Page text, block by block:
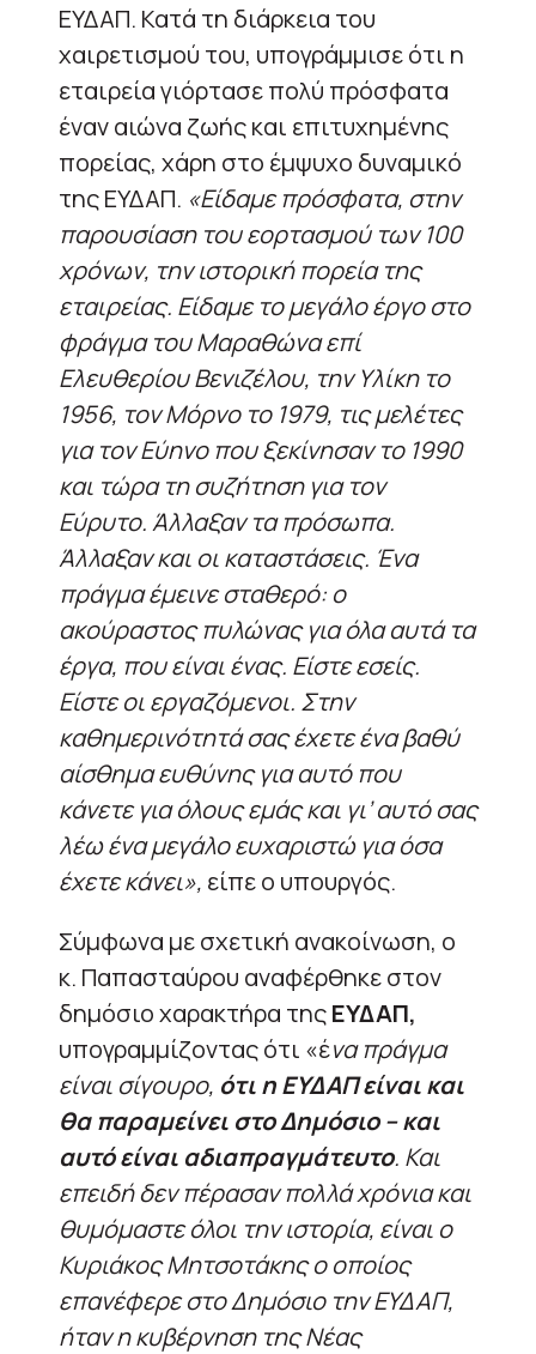
ΕΥΔΑΠ. Κατά τη διάρκεια του
χαιρετισμού του, υπογράμμισε ότι η
εταιρεία γιόρτασε πολύ πρόσφατα
έναν αιώνα ζωής και επιτυχημένης
πορείας, χάρη στο έμψυχο δυναμικό
της ΕΥΔΑΠ. «Είδαμε πρόσφατα, στην
παρουσίαση του εορτασμού των 100
χρόνων, την ιστορική πορεία της
εταιρείας. Είδαμε το μεγάλο έργο στο
φράγμα του Μαραθώνα επί
Ελευθερίου Βενιζέλου, την Υλίκη το
1956, τον Μόρνο το 1979, τις μελέτες
για τον Εύηνο που ξεκίνησαν το 1990
και τώρα τη συζήτηση για τον
Εύρυτο. Άλλαξαν τα πρόσωπα.
Άλλαξαν και οι καταστάσεις. Ένα
πράγμα έμεινε σταθερό: ο
ακούραστος πυλώνας για όλα αυτά τα
έργα, που είναι ένας. Είστε εσείς.
Είστε οι εργαζόμενοι. Στην
καθημερινότητά σας έχετε ένα βαθύ
αίσθημα ευθύνης για αυτό που
κάνετε για όλους εμάς και γι’ αυτό σας
λέω ένα μεγάλο ευχαριστώ για όσα
έχετε κάνει», είπε ο υπουργός.
Σύμφωνα με σχετική ανακοίνωση, ο
κ. Παπασταύρου αναφέρθηκε στον
δημόσιο χαρακτήρα τηςΕΥΔΑΠ,
υπογραμμίζοντας ότι «ένα πράγμα
είναι σίγουρο, ότι η ΕΥΔΑΠ είναι και
θα παραμείνει στο Δημόσιο – και
αυτό είναι αδιαπραγμάτευτο. Και
επειδή δεν πέρασαν πολλά χρόνια και
θυμόμαστε όλοι την ιστορία, είναι ο
Κυριάκος Μητσοτάκης ο οποίος
επανέφερε στο Δημόσιο την ΕΥΔΑΠ,
ήταν η κυβέρνηση της Νέας